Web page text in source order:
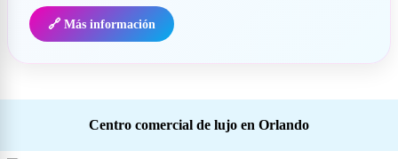
🔗 Más información
Centro comercial de lujo en Orlando